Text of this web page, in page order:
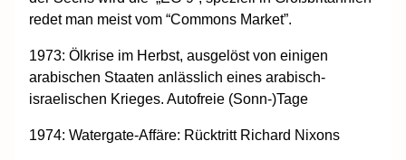
redet man meist vom “Commons Market”.
1973: Ölkrise im Herbst, ausgelöst von einigen
arabischen Staaten anlässlich eines arabisch-
israelischen Krieges. Autofreie (Sonn-)Tage
1974: Watergate-Affäre: Rücktritt Richard Nixons